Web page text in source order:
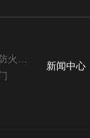
防火门、防火窗系列
新闻中心